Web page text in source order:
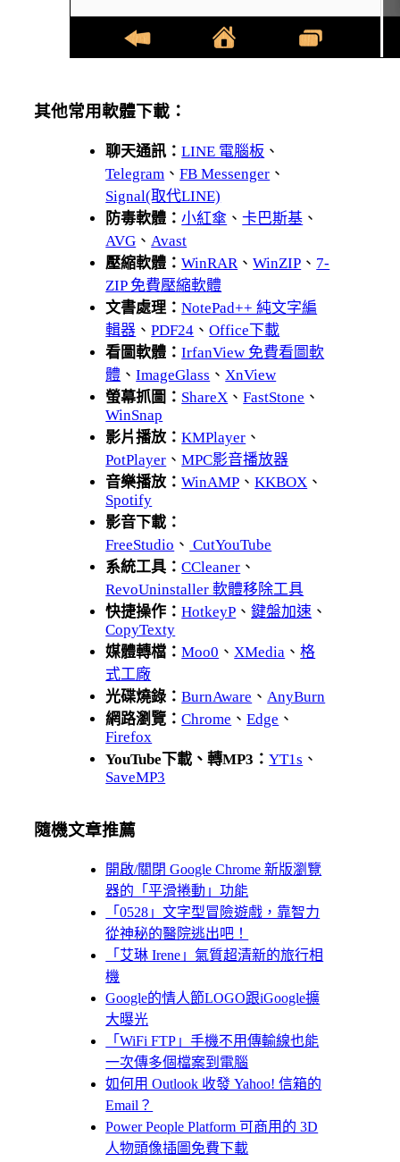
其他常用軟體下載：
聊天通訊：LINE 電腦板 、
Telegram 、FB Messenger 、
Signal(取代LINE)
防毒軟體：小紅傘 、卡巴斯基 、
AVG 、 Avast
壓縮軟體：WinRAR 、WinZIP 、 7-
ZIP 免費壓縮軟體
文書處理：NotePad++ 純文字編
輯器 、PDF24 、Office下載
看圖軟體：IrfanView 免費看圖軟
體 、ImageGlass 、 XnView
螢幕抓圖： ShareX 、FastStone 、
WinSnap
影片播放：KMPlayer 、
PotPlayer 、MPC影音播放器
音樂播放：WinAMP 、KKBOX 、
Spotify
影音下載：
FreeStudio 、 CutYouTube
系統工具：CCleaner 、
RevoUninstaller 軟體移除工具
快捷操作：HotkeyP 、鍵盤加速 、
CopyTexty
媒體轉檔：Moo0 、 XMedia 、格
式工廠
光碟燒錄：BurnAware 、 AnyBurn
網路瀏覽：Chrome 、Edge 、
Firefox
YouTube下載、轉MP3：YT1s 、
SaveMP3
隨機文章推薦
開啟/關閉 Google Chrome 新版瀏覽
器的「平滑捲動」功能
「0528」文字型冒險遊戲，靠智力
從神秘的醫院逃出吧！
「艾琳 Irene」氣質超清新的旅行相
機
Google的情人節LOGO跟iGoogle擴
大曝光
「WiFi FTP」手機不用傳輸線也能
一次傳多個檔案到電腦
如何用 Outlook 收發 Yahoo! 信箱的
Email？
Power People Platform 可商用的 3D
人物頭像插圖免費下載